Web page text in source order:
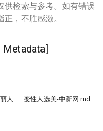
供检索与参考。如有错误
，不胜感激。
人——变性人选美-中新网.md